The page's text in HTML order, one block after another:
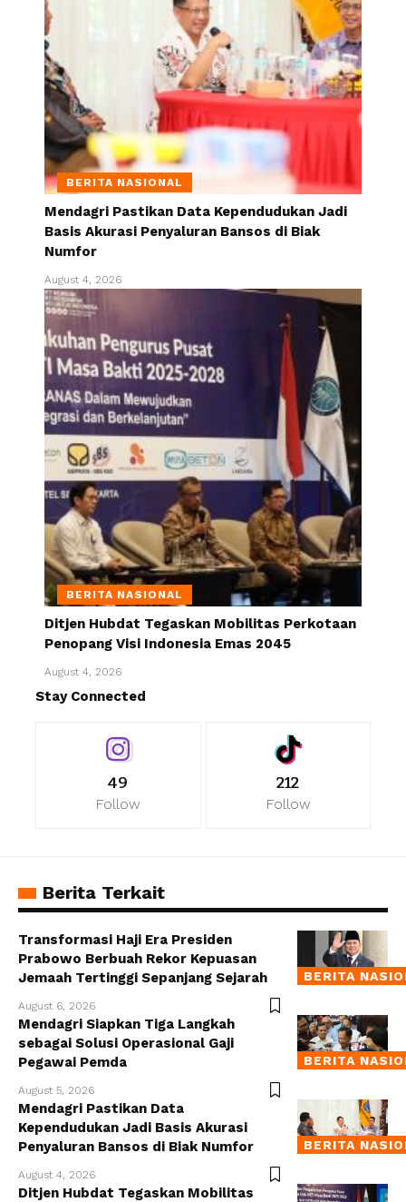
BERITA NASIONAL
Mendagri Pastikan Data Kependudukan Jadi
Basis Akurasi Penyaluran Bansos di Biak
Numfor
August 4, 2026
BERITA NASIONAL
Ditjen Hubdat Tegaskan Mobilitas Perkotaan
Penopang Visi Indonesia Emas 2045
August 4, 2026
Stay Connected
49
Follow
212
Follow
Berita Terkait
BERITA
Transformasi Haji Era Presiden
Prabowo Berbuah Rekor Kepuasan
Jemaah Tertinggi Sepanjang Sejarah
August 6, 2026
BERITA
Mendagri Siapkan Tiga Langkah
sebagai Solusi Operasional Gaji
Pegawai Pemda
August 5, 2026
BERITA
Mendagri Pastikan Data
Kependudukan Jadi Basis Akurasi
Penyaluran Bansos di Biak Numfor
August 4, 2026
Ditjen Hubdat Tegaskan Mobilitas